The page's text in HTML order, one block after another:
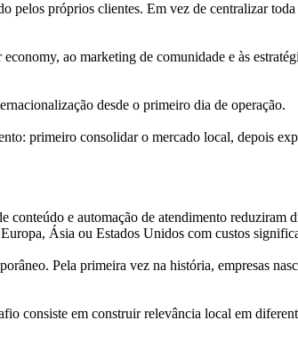
pelos próprios clientes. Em vez de centralizar
ao marketing de comunidade e às
desde o primeiro dia de operação.
primeiro consolidar o mercado local, depois
conteúdo e automação de atendimento
Ásia ou Estados Unidos com custos
Pela primeira vez na história, empresas
consiste em construir relevância local em